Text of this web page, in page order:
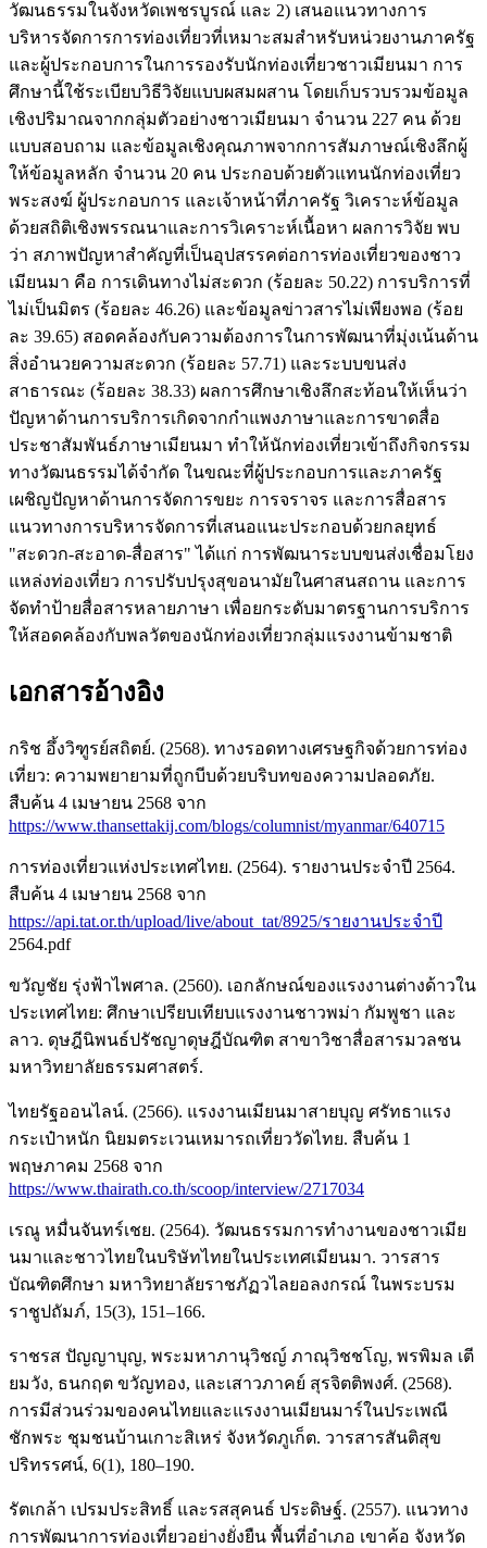
วัฒนธรรมในจังหวัดเพชรบูรณ์ และ 2) เสนอแนวทางการ
บริหารจัดการการท่องเที่ยวที่เหมาะสมสำหรับหน่วยงานภาครัฐ
และผู้ประกอบการในการรองรับนักท่องเที่ยวชาวเมียนมา การ
ศึกษานี้ใช้ระเบียบวิธีวิจัยแบบผสมผสาน โดยเก็บรวบรวมข้อมูล
เชิงปริมาณจากกลุ่มตัวอย่างชาวเมียนมา จำนวน 227 คน ด้วย
แบบสอบถาม และข้อมูลเชิงคุณภาพจากการสัมภาษณ์เชิงลึกผู้
ให้ข้อมูลหลัก จำนวน 20 คน ประกอบด้วยตัวแทนนักท่องเที่ยว
พระสงฆ์ ผู้ประกอบการ และเจ้าหน้าที่ภาครัฐ วิเคราะห์ข้อมูล
ด้วยสถิติเชิงพรรณนาและการวิเคราะห์เนื้อหา ผลการวิจัย พบ
ว่า สภาพปัญหาสำคัญที่เป็นอุปสรรคต่อการท่องเที่ยวของชาว
เมียนมา คือ การเดินทางไม่สะดวก (ร้อยละ 50.22) การบริการที่
ไม่เป็นมิตร (ร้อยละ 46.26) และข้อมูลข่าวสารไม่เพียงพอ (ร้อย
ละ 39.65) สอดคล้องกับความต้องการในการพัฒนาที่มุ่งเน้นด้าน
สิ่งอำนวยความสะดวก (ร้อยละ 57.71) และระบบขนส่ง
สาธารณะ (ร้อยละ 38.33) ผลการศึกษาเชิงลึกสะท้อนให้เห็นว่า
ปัญหาด้านการบริการเกิดจากกำแพงภาษาและการขาดสื่อ
ประชาสัมพันธ์ภาษาเมียนมา ทำให้นักท่องเที่ยวเข้าถึงกิจกรรม
ทางวัฒนธรรมได้จำกัด ในขณะที่ผู้ประกอบการและภาครัฐ
เผชิญปัญหาด้านการจัดการขยะ การจราจร และการสื่อสาร
แนวทางการบริหารจัดการที่เสนอแนะประกอบด้วยกลยุทธ์
"สะดวก-สะอาด-สื่อสาร" ได้แก่ การพัฒนาระบบขนส่งเชื่อมโยง
แหล่งท่องเที่ยว การปรับปรุงสุขอนามัยในศาสนสถาน และการ
จัดทำป้ายสื่อสารหลายภาษา เพื่อยกระดับมาตรฐานการบริการ
ให้สอดคล้องกับพลวัตของนักท่องเที่ยวกลุ่มแรงงานข้ามชาติ
เอกสารอ้างอิง
กริช อึ้งวิฑูรย์สถิตย์. (2568). ทางรอดทางเศรษฐกิจด้วยการท่อง
เที่ยว: ความพยายามที่ถูกบีบด้วยบริบทของความปลอดภัย.
สืบค้น 4 เมษายน 2568 จาก
https://www.thansettakij.com/blogs/columnist/myanmar/640715
การท่องเที่ยวแห่งประเทศไทย. (2564). รายงานประจำปี 2564.
สืบค้น 4 เมษายน 2568 จาก
https://api.tat.or.th/upload/live/about_tat/8925/รายงานประจำปี
2564.pdf
ขวัญชัย รุ่งฟ้าไพศาล. (2560). เอกลักษณ์ของแรงงานต่างด้าวใน
ประเทศไทย: ศึกษาเปรียบเทียบแรงงานชาวพม่า กัมพูชา และ
ลาว. ดุษฎีนิพนธ์ปรัชญาดุษฎีบัณฑิต สาขาวิชาสื่อสารมวลชน
มหาวิทยาลัยธรรมศาสตร์.
ไทยรัฐออนไลน์. (2566). แรงงานเมียนมาสายบุญ ศรัทธาแรง
กระเป๋าหนัก นิยมตระเวนเหมารถเที่ยววัดไทย. สืบค้น 1
พฤษภาคม 2568 จาก
https://www.thairath.co.th/scoop/interview/2717034
เรณู หมื่นจันทร์เชย. (2564). วัฒนธรรมการทำงานของชาวเมีย
นมาและชาวไทยในบริษัทไทยในประเทศเมียนมา. วารสาร
บัณฑิตศึกษา มหาวิทยาลัยราชภัฏวไลยอลงกรณ์ ในพระบรม
ราชูปถัมภ์, 15(3), 151–166.
ราชรส ปัญญาบุญ, พระมหาภานุวิชญ์ ภาณุวิชชโญ, พรพิมล เตี
ยมวัง, ธนกฤต ขวัญทอง, และเสาวภาคย์ สุรจิตติพงศ์. (2568).
การมีส่วนร่วมของคนไทยและแรงงานเมียนมาร์ในประเพณี
ชักพระ ชุมชนบ้านเกาะสิเหร่ จังหวัดภูเก็ต. วารสารสันติสุข
ปริทรรศน์, 6(1), 180–190.
รัตเกล้า เปรมประสิทธิ์ และรสสุคนธ์ ประดิษฐ์. (2557). แนวทาง
การพัฒนาการท่องเที่ยวอย่างยั่งยืน พื้นที่อำเภอ เขาค้อ จังหวัด